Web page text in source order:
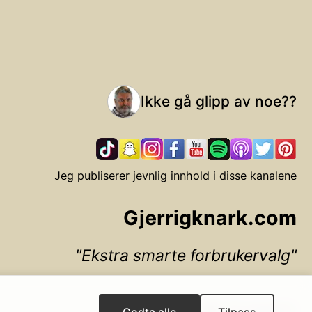
Ikke gå glipp av noe??
Jeg publiserer jevnlig innhold i disse kanalene
Gjerrigknark.com
Ekstra smarte forbrukervalg